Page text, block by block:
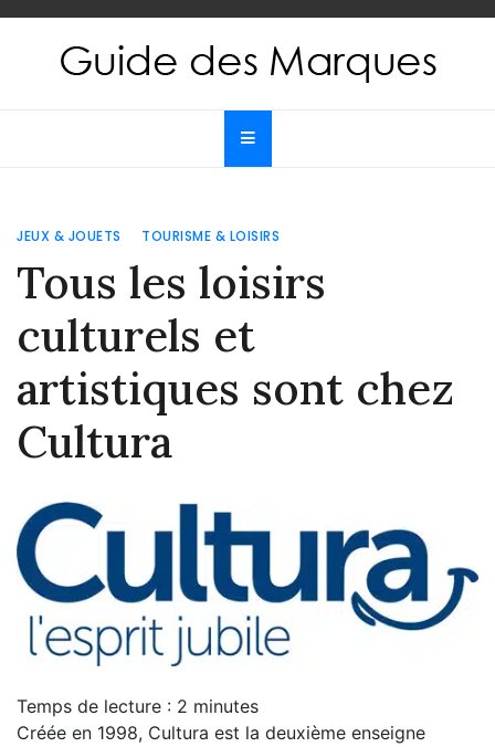
Skip
content
Guide des Marques
JEUX & JOUETS TOURISME & LOISIRS
Tous les loisirs
culturels et
artistiques sont chez
Cultura
Temps de lecture : 2 minutes
Créée en 1998, Cultura est la deuxième enseigne